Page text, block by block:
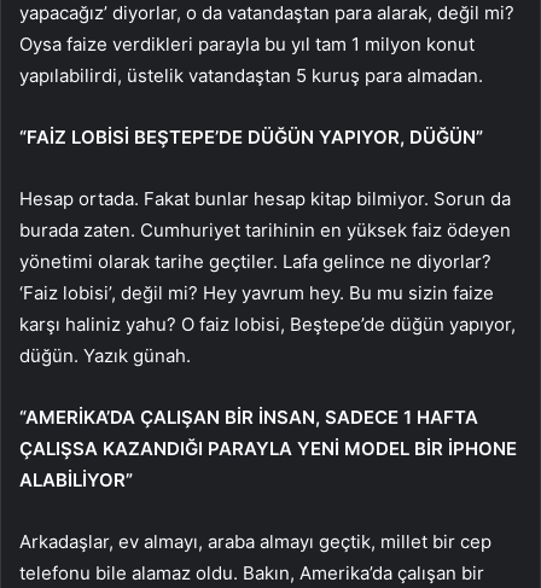
yapacağız’ diyorlar, o da vatandaştan para alarak, değil mi?
Oysa faize verdikleri parayla bu yıl tam 1 milyon konut
yapılabilirdi, üstelik vatandaştan 5 kuruş para almadan.
“FAİZ LOBİSİ BEŞTEPE’DE DÜĞÜN YAPIYOR, DÜĞÜN”
Hesap ortada. Fakat bunlar hesap kitap bilmiyor. Sorun da
burada zaten. Cumhuriyet tarihinin en yüksek faiz ödeyen
yönetimi olarak tarihe geçtiler. Lafa gelince ne diyorlar?
‘Faiz lobisi’, değil mi? Hey yavrum hey. Bu mu sizin faize
karşı haliniz yahu? O faiz lobisi, Beştepe’de düğün yapıyor,
düğün. Yazık günah.
“AMERİKA’DA ÇALIŞAN BİR İNSAN, SADECE 1 HAFTA
ÇALIŞSA KAZANDIĞI PARAYLA YENİ MODEL BİR İPHONE
ALABİLİYOR”
Arkadaşlar, ev almayı, araba almayı geçtik, millet bir cep
telefonu bile alamaz oldu. Bakın, Amerika’da çalışan bir